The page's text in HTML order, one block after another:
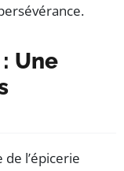
Une
l’épicerie